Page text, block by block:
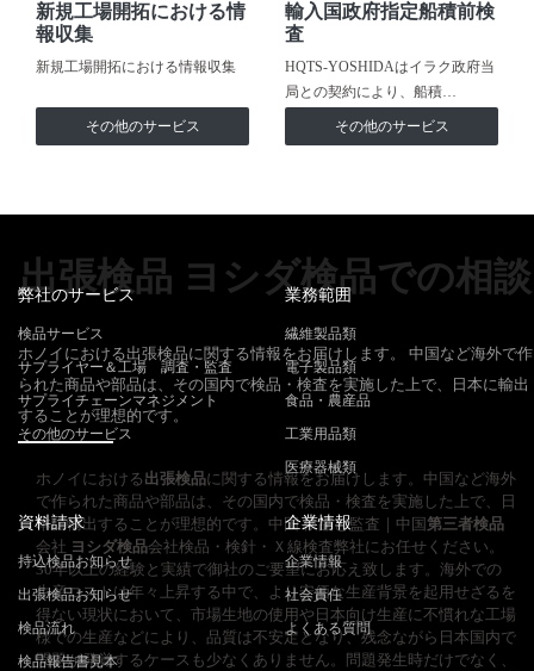
新規工場開拓における情
報収集
新規工場開拓における情報収集
その他のサービス
輸入国政府指定船積前検
査
HQTS-YOSHIDAはイラク政府当
局との契約により、船積…
その他のサービス
出張検品 ヨシダ検品での相談
ホノイにおける出張検品に関する情報をお届けします。 中国など海外で作
られた商品や部品は、その国内で検品・検査を実施した上で、日本に輸出
することが理想的です。
ホノイにおける 出張検品に関する情報をお届けします。中国など海外
で作られた商品や部品は、その国内で検品・検査を実施した上で、日
本に輸出することが理想的です。中国 検品と監査｜中国第三者検品
会社 ヨシダ検品会社検品・検針・Ｘ線検査弊社にお任せください。
30年以上の経験と実績で御社のご要望にお応え致します。海外での
生産コストは年々上昇する中で、より安価な生産背景を起用せざるを
得ない現状において、市場生地の使用や日本向け生産に不慣れな工場
様での生産などにより、品質は不安定となり、残念ながら日本国内で
問題が発覚するケースも少なくありません。問題発生時だけでなく、
弊社のサービス
検品サービス
サプライヤー＆工場 調査・監査
サプライチェーンマネジメント
その他のサービス
業務範囲
繊維製品類
電子製品類
食品・農産品
工業用品類
医療器械類
資料請求
持込検品お知らせ
出張検品お知らせ
検品流れ
検品報告書見本
企業情報
企業情報
社会責任
よくある質問